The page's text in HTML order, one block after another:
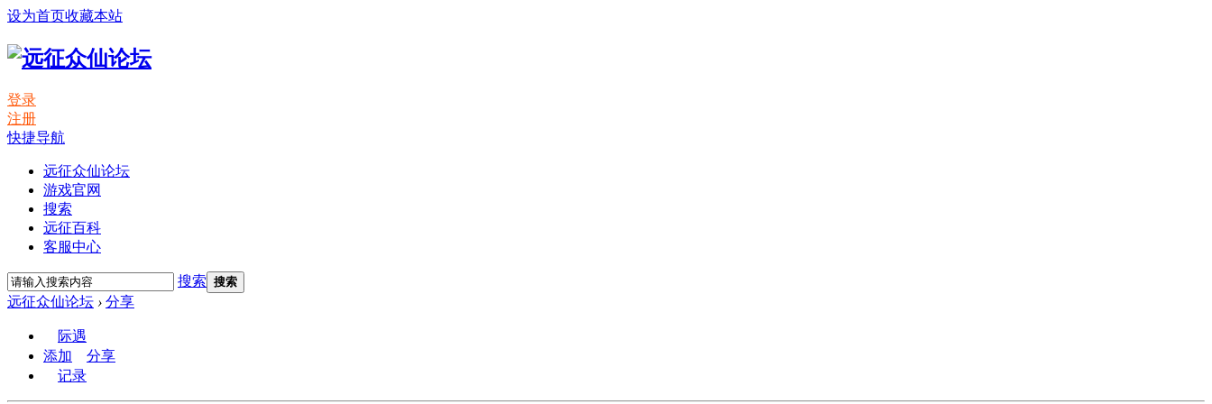
设为首页收藏本站
登录
注册
快捷导航
远征众仙论坛
游戏官网
搜索
远征百科
客服中心
搜索 搜索
远征众仙论坛 › 分享
际遇
添加
分享
记录